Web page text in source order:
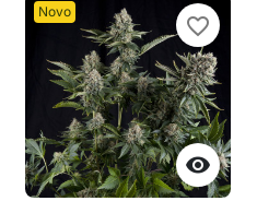
Novo

favorite_border